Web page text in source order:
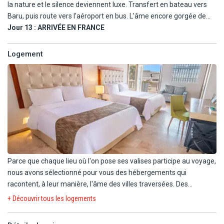
la nature et le silence deviennent luxe. Transfert en bateau vers
Baru, puis route vers l'aéroport en bus. L'âme encore gorgée de
lumière, de couleurs, de visages et d'histoires, vous prenez votre
Jour 13 : ARRIVÉE EN FRANCE
Logement
Parce que chaque lieu où l'on pose ses valises participe au voyage,
nous avons sélectionné pour vous des hébergements qui
racontent, à leur manière, l'âme des villes traversées. Des
adresses à taille humaine, choisies pour leur atmosphère, leur
+ Découvrir tous les logements